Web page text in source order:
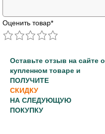
Оценить товар*
Оставьте отзыв на сайте о
купленном товаре и
ПОЛУЧИТЕ
СКИДКУ
НА СЛЕДУЮЩУЮ
ПОКУПКУ